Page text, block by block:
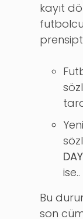
kayıt
ise..
Bu
son